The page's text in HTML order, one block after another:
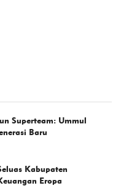
Superteam: Ummul
Baru
Kabupaten
Eropa